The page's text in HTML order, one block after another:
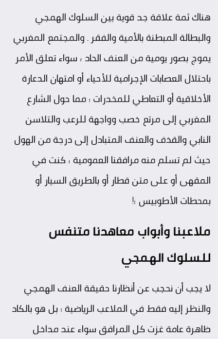
هناك ثمة علاقة جد قوية بين السلوك الهمجي
والبطالة المبطنة بالأمية والفقر . والمجتمع المغربي
يموج بصور يومية من العنف الحاد ؛ سواء تعلق الأمر
باحتلال العصابات الإجرامية للأحياء أو امتهان الدعارة
الأخلاقية أو التعاطي للمخدرات … مما حول الشارع
المغربي إلى مرتع خصب وواجهة للرعب والتلاسن
النابي والقذف والعنف المتبادل إلى درجة من الهول
حيث لم تسلم منه مرافقنا العمومية ؛ كنت في
المقهى أو على متن قطار أو بالطريق السيار أو
بمحطات الأطوبيس …!
ملاعبنا وأبواب معاهدنا متنفس
للسلوك الهمجي
لا يجب أن نحجب عن أنظارنا حقيقة العنف الهمجي
والنظر إليه فقط في الملاعب الرياضية … بل هو بالكاد
ظاهرة عامة غزت كل المرافق سواء عند مداخل